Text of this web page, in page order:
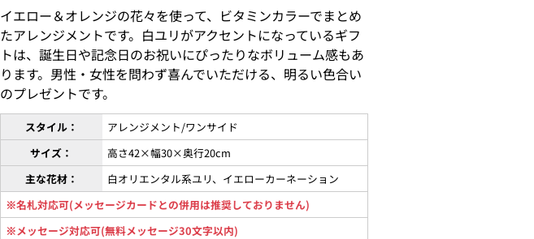
イエロー＆オレンジの花々を使って、ビタミンカラーでまとめ
たアレンジメントです。白ユリがアクセントになっているギフ
トは、誕生日や記念日のお祝いにぴったりなボリューム感もあ
ります。男性・女性を問わず喜んでいただける、明るい色合い
のプレゼントです。
スタイル：
アレンジメント/ワンサイド
サイズ：
高さ42×幅30×奥行20cm
主な花材：
白オリエンタル系ユリ、イエローカーネーション
※名札対応可(メッセージカードとの併用は推奨しておりません)
※メッセージ対応可(無料メッセージ30文字以内)